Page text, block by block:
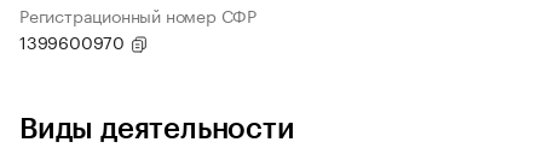
Регистрационный номер СФР
1399600970
Виды деятельности